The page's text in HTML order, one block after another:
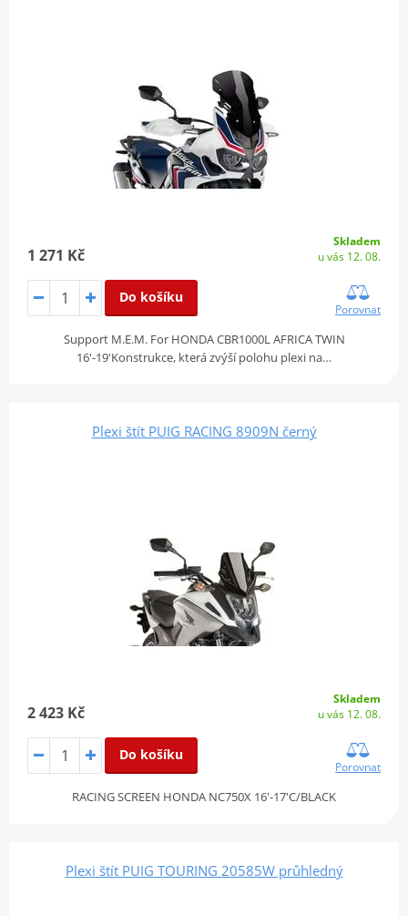
1 271 Kč
Skladem
u vás 12. 08.
Do košíku
Porovnat
Support M.E.M. For HONDA CBR1000L AFRICA TWIN
16'-19'Konstrukce, která zvýší polohu plexi na…
Plexi štít PUIG RACING 8909N černý
2 423 Kč
Skladem
u vás 12. 08.
Do košíku
Porovnat
RACING SCREEN HONDA NC750X 16'-17'C/BLACK
Plexi štít PUIG TOURING 20585W průhledný